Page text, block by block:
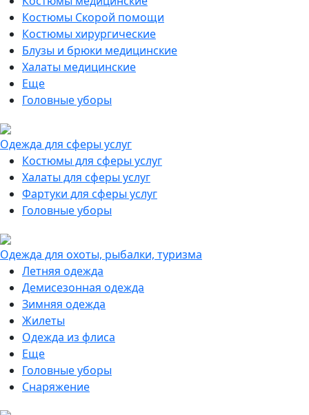
Костюмы Скорой помощи
Костюмы хирургические
Блузы и брюки медицинские
Халаты медицинские
Еще
Головные уборы
Одежда для сферы услуг
Костюмы для сферы услуг
Халаты для сферы услуг
Фартуки для сферы услуг
Головные уборы
Одежда для охоты, рыбалки, туризма
Летняя одежда
Демисезонная одежда
Зимняя одежда
Жилеты
Одежда из флиса
Еще
Головные уборы
Снаряжение